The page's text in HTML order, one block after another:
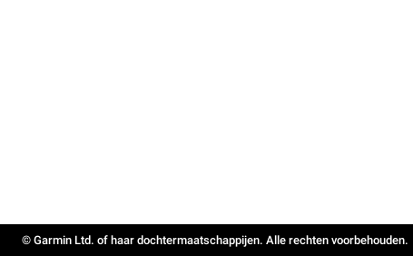
© Garmin Ltd. of haar dochtermaatschappijen. Alle rechten voorbehouden.